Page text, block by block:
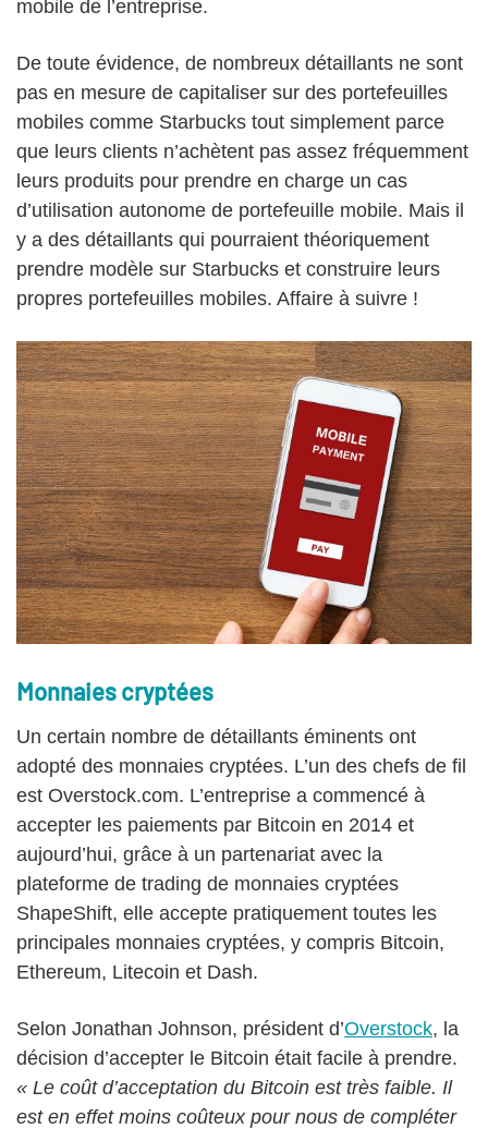
mobile de l’entreprise.
De toute évidence, de nombreux détaillants ne sont
pas en mesure de capitaliser sur des portefeuilles
mobiles comme Starbucks tout simplement parce
que leurs clients n’achètent pas assez fréquemment
leurs produits pour prendre en charge un cas
d’utilisation autonome de portefeuille mobile. Mais il
y a des détaillants qui pourraient théoriquement
prendre modèle sur Starbucks et construire leurs
propres portefeuilles mobiles. Affaire à suivre !
Monnaies cryptées
Un certain nombre de détaillants éminents ont
adopté des monnaies cryptées. L’un des chefs de fil
est Overstock.com. L’entreprise a commencé à
accepter les paiements par Bitcoin en 2014 et
aujourd’hui, grâce à un partenariat avec la
plateforme de trading de monnaies cryptées
ShapeShift, elle accepte pratiquement toutes les
principales monnaies cryptées, y compris Bitcoin,
Ethereum, Litecoin et Dash.
Selon Jonathan Johnson, président d’Overstock, la
décision d’accepter le Bitcoin était facile à prendre.
« Le coût d’acceptation du Bitcoin est très faible. Il
est en effet moins coûteux pour nous de compléter